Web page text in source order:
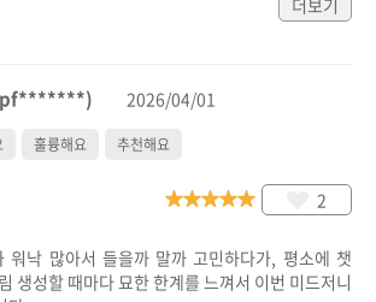
더보기
2026/04/01
훌륭해요 추천해요
2
워낙 많아서 들을까 말까 고민하다가, 평소에 챗
생성할 때마다 묘한 한계를 느껴서 이번 미드저니